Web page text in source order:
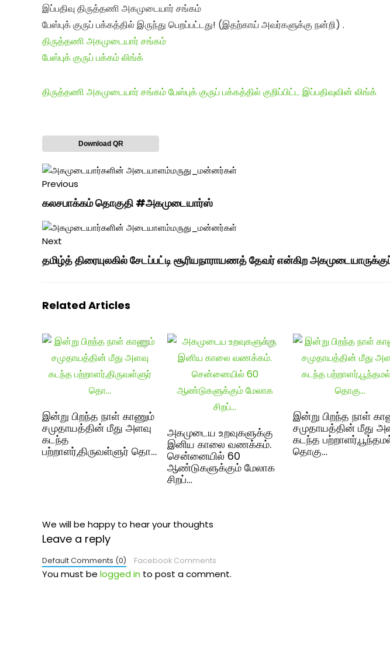
இப்பதிவு திருத்தணி அகமுடையார் சங்கம்
பேஸ்புக் குருப் பக்கத்தில் இருந்து பெறப்பட்டது! (இதற்காய் அவர்களுக்கு நன்றி) .
திருத்தணி அகமுடையார் சங்கம்
பேஸ்புக் குருப் பக்கம் லிங்க்
திருத்தணி அகமுடையார் சங்கம் பேஸ்புக் குருப் பக்கத்தில் குறிப்பிட்ட இப்பதிவுவின் லிங்க்
Download QR
Previous
கலசபாக்கம் தொகுதி #அகமுடையார்ஸ்
Next
தமிழ்த் திரையுலகில் சேடப்பட்டி சூரியநாராயணத் தேவர் என்கிற
Related Articles
இன்று பிறந்த நாள் காணும்
சமுதாயத்தின் மீது அளவு
கடந்த
பற்றாளர்,திருவள்ளுர் தொ…
அகமுடைய உறவுகளுக்கு
இனிய காலை வணக்கம்.
சென்னையில் 60
ஆண்டுகளுக்கும் மேலாக
சிறப்…
இன்று பிறந்த நாள்
சமுதாயத்தின் மீது
கடந்த
தொகு…
We will be happy to hear your thoughts
Leave a reply
Default Comments (0) Facebook Comments
You must be logged in to post a comment.